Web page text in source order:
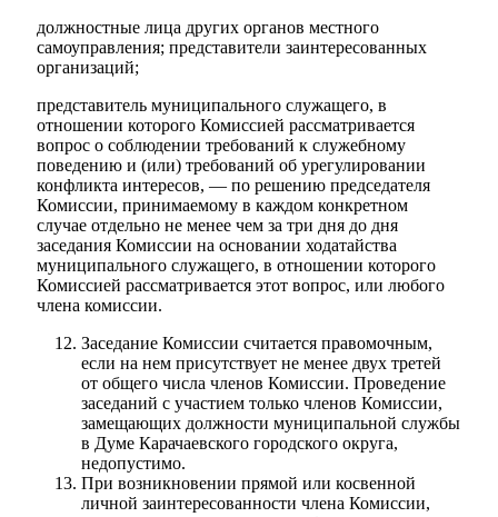
должностные лица других органов местного
самоуправления; представители заинтересованных
организаций;
представитель муниципального служащего, в
отношении которого Комиссией рассматривается
вопрос о соблюдении требований к служебному
поведению и (или) требований об урегулировании
конфликта интересов, — по решению председателя
Комиссии, принимаемому в каждом конкретном
случае отдельно не менее чем за три дня до дня
заседания Комиссии на основании ходатайства
муниципального служащего, в отношении которого
Комиссией рассматривается этот вопрос, или любого
члена комиссии.
Заседание Комиссии считается правомочным,
если на нем присутствует не менее двух третей
от общего числа членов Комиссии. Проведение
заседаний с участием только членов Комиссии,
замещающих должности муниципальной службы
в Думе Карачаевского городского округа,
недопустимо.
При возникновении прямой или косвенной
личной заинтересованности члена Комиссии,